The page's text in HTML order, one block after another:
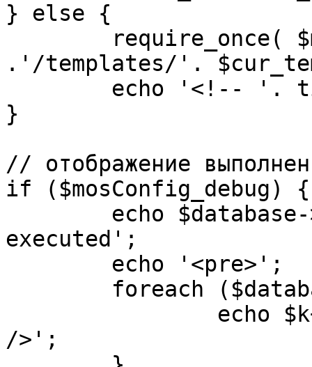
} else {
.'/templates/'.
}
// отображение
if ($mosConfig_debug) {
executed';
/>';